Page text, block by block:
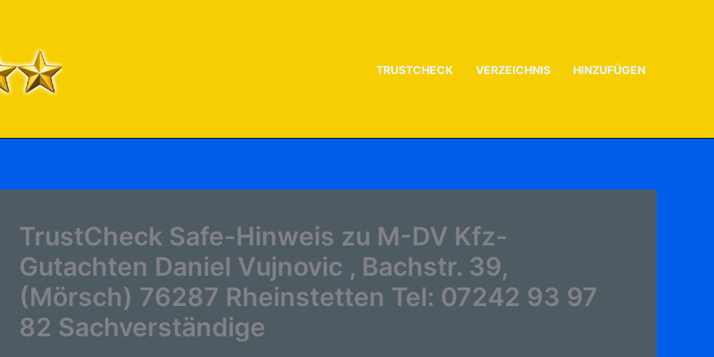
TRUSTCHECK VERZEICHNIS HINZUFÜGEN
TrustCheck Safe-Hinweis zu M-DV Kfz-
Gutachten Daniel Vujnovic , Bachstr. 39,
(Mörsch) 76287 Rheinstetten Tel: 07242 93 97
82 Sachverständige